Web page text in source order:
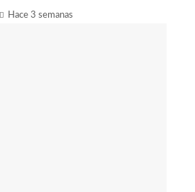
Hace 3 semanas